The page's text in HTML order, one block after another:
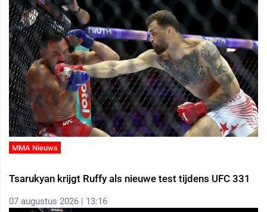
MMA Nieuws
Tsarukyan krijgt Ruffy als nieuwe test tijdens UFC 331
07 augustus 2026 | 13:16